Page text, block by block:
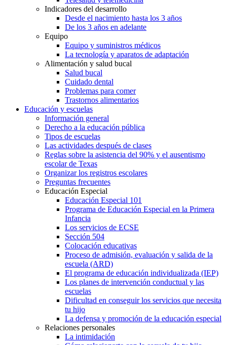
Indicadores del desarrollo
Desde el nacimiento hasta los 3 años
De los 3 años en adelante
Equipo
Equipo y suministros médicos
La tecnología y aparatos de adaptación
Alimentación y salud bucal
Salud bucal
Cuidado dental
Problemas para comer
Trastornos alimentarios
Educación y escuelas
Información general
Derecho a la educación pública
Tipos de escuelas
Las actividades después de clases
Reglas sobre la asistencia del 90% y el ausentismo
escolar de Texas
Organizar los registros escolares
Preguntas frecuentes
Educación Especial
Educación Especial 101
Programa de Educación Especial en la Primera
Infancia
Los servicios de ECSE
Sección 504
Colocación educativas
Proceso de admisión, evaluación y salida de la
escuela (ARD)
El programa de educación individualizada (IEP)
Los planes de intervención conductual y las
escuelas
Dificultad en conseguir los servicios que necesita
tu hijo
La defensa y promoción de la educación especial
Relaciones personales
La intimidación